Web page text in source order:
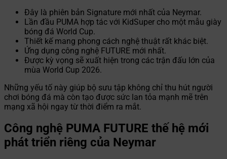
Đây là phiên bản Signature mới nhất của Neymar.
Lần đầu PUMA hợp tác với KidSuper cho một mẫu giày
bóng đá World Cup.
Thiết kế mang phong cách nghệ thuật rất khác biệt.
Ứng dụng công nghệ FUTURE mới nhất.
Được kỳ vọng sẽ xuất hiện trong các trận đấu lớn của
mùa World Cup 2026.
Những yếu tố này giúp bộ sưu tập không chỉ thu hút người
chơi bóng đá mà còn tạo được sức lan tỏa mạnh mẽ trên
mạng xã hội ngay từ thời điểm ra mắt.
Công nghệ PUMA FUTURE thế hệ mới
phát triển riêng của Neymar